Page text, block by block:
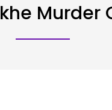
Murder